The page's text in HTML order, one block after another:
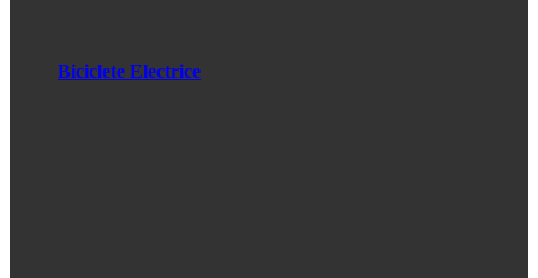
Biciclete Electrice